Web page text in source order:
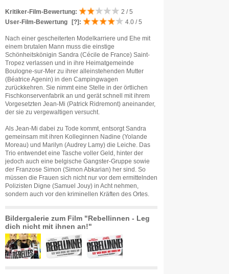
Kritiker-Film-Bewertung:
2 / 5
User-Film-Bewertung
[?] : 4.0 / 5
Nach einer gescheiterten Modelkarriere und Ehe mit
einem brutalen Mann muss die einstige
Schönheitskönigin Sandra (Cécile de France) Saint-
Tropez verlassen und in ihre Heimatgemeinde
Boulogne-sur-Mer zu ihrer alleinstehenden Mutter
(Béatrice Agenin) in den Campingwagen
zurückkehren. Sie nimmt eine Stelle in der örtlichen
Fischkonservenfabrik an und gerät schnell mit ihrem
Vorgesetzten Jean-Mi (Patrick Ridremont) aneinander,
der sie zu vergewaltigen versucht.
Als Jean-Mi dabei zu Tode kommt, entsorgt Sandra
gemeinsam mit ihren Kolleginnen Nadine (Yolande
Moreau) und Marilyn (Audrey Lamy) die Leiche. Das
Trio entwendet eine Tasche voller Geld, hinter der
jedoch auch eine belgische Gangster-Gruppe sowie
der Franzose Simon (Simon Abkarian) her sind. So
müssen die Frauen sich nicht nur vor dem ermittelnden
Polizisten Digne (Samuel Jouy) in Acht nehmen,
sondern auch vor den kriminellen Kräften des Ortes.
Bildergalerie zum Film "Rebellinnen - Leg
dich nicht mit ihnen an!"